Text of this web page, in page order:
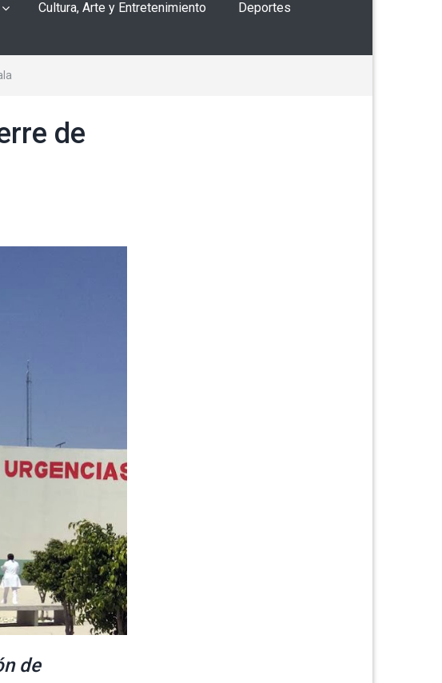
Cultura, Arte y Entretenimiento Deportes
de
de